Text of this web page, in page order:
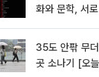
화와 문학, 서
35도 안팎 무
곳 소나기 [오